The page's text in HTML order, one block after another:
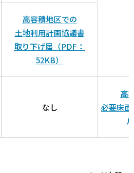
高容積地区での
土地利用計画協議書
取り下げ届（PDF：
52KB）
なし
高
必要床